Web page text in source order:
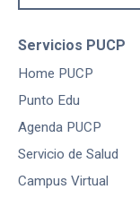
Servicios PUCP
Home PUCP
Punto Edu
Agenda PUCP
Servicio de Salud
Campus Virtual